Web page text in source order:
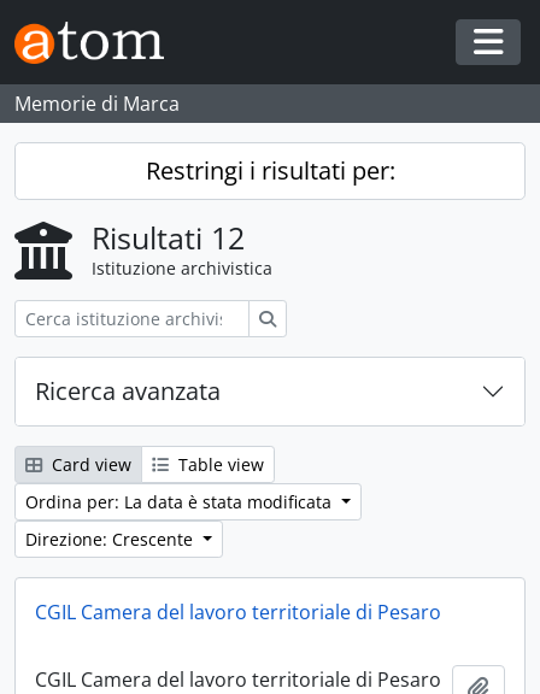
Skip to main content
Memorie di Marca
Restringi i risultati per:
Risultati 12
Istituzione archivistica
Ricerca avanzata
Card view
Table view
Ordina per: La data è stata modificata
Direzione: Crescente
CGIL Camera del lavoro territoriale di Pesaro
CGIL Camera del lavoro territoriale di Pesaro